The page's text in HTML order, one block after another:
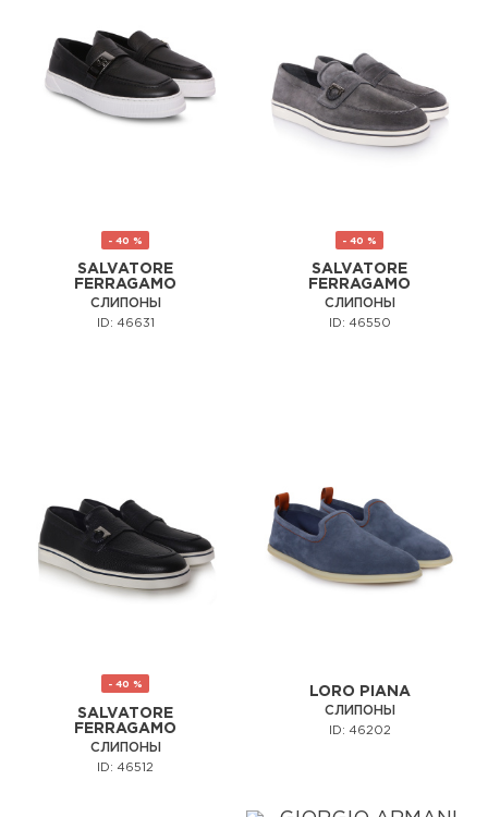
- 40 %
SALVATORE
FERRAGAMO
СЛИПОНЫ
ID: 46631
- 40 %
SALVATORE
FERRAGAMO
СЛИПОНЫ
ID: 46550
- 40 %
SALVATORE
FERRAGAMO
СЛИПОНЫ
ID: 46512
LORO PIANA
СЛИПОНЫ
ID: 46202